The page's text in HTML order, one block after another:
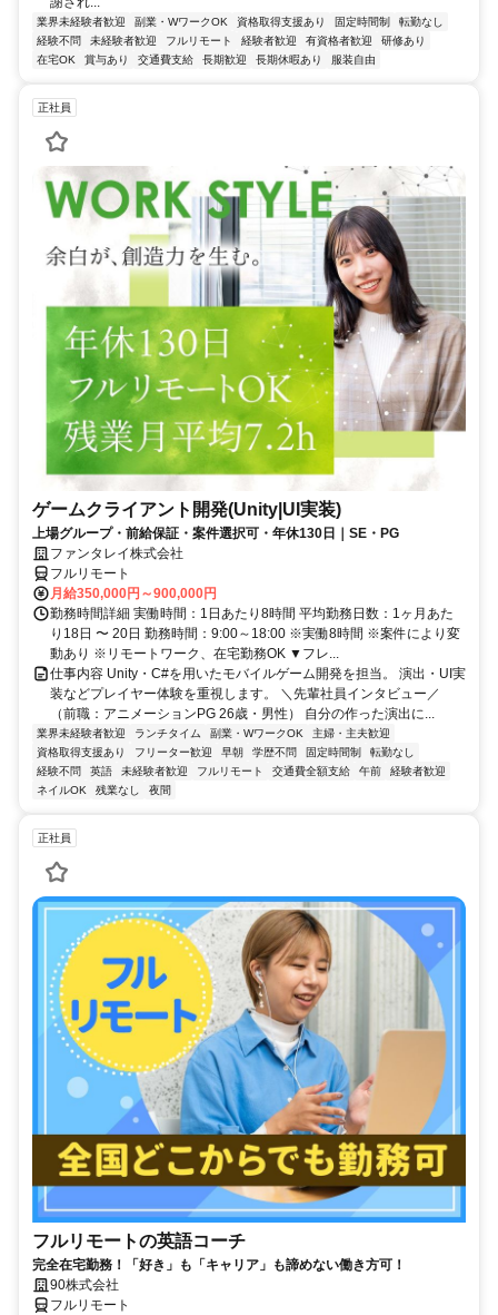
業界未経験者歓迎 副業・WワークOK 資格取得支援あり 固定時間制
転勤なし
経験不問
未経験者歓迎 フルリモート 経験者歓迎 有資格者歓迎
研修あり
在宅OK
賞与あり 交通費支給 長期歓迎 長期休暇あり 服装自由
正社員
ゲームクライアント開発(Unity|UI実装)
上場グループ・前給保証・案件選択可・年休130日｜SE・PG
ファンタレイ株式会社
フルリモート
月給350,000円～900,000円
勤務時間詳細 実働時間：1日あたり8時間 平均勤務日数：1ヶ月あた
り18日 〜 20日 勤務時間：9:00～18:00 ※実働8時間 ※案件により変
動あり ※リモートワーク、在宅勤務OK ▼フレ...
仕事内容 Unity・C#を用いたモバイルゲーム開発を担当。 演出・UI実
装などプレイヤー体験を重視します。 ＼先輩社員インタビュー／
（前職：アニメーションPG 26歳・男性） 自分の作った演出に...
業界未経験者歓迎 ランチタイム 副業・WワークOK
主婦・主夫歓迎
資格取得支援あり
フリーター歓迎 早朝 学歴不問 固定時間制
転勤なし
経験不問
英語 未経験者歓迎 フルリモート 交通費全額支給 午前
経験者歓迎
ネイルOK
残業なし 夜間
正社員
フルリモートの英語コーチ
完全在宅勤務！「好き」も「キャリア」も諦めない働き方可！
90株式会社
フルリモート